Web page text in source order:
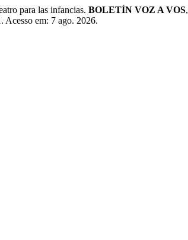
para las infancias. BOLETÍN VOZ A VOS,
Acesso em: 7 ago. 2026.